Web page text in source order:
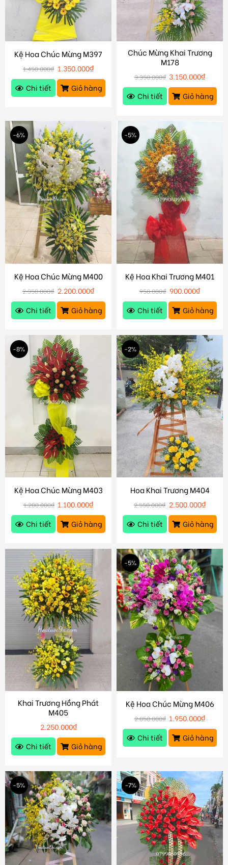
Kệ Hoa Chúc Mừng M397
1.450.000₫ 1.350.000₫
Chi tiết
Giỏ hàng
Chúc Mừng Khai Trương
M178
3.350.000₫ 3.150.000₫
Chi tiết
Giỏ hàng
-6%
Kệ Hoa Chúc Mừng M400
2.350.000₫ 2.200.000₫
Chi tiết
Giỏ hàng
-5%
Kệ Hoa Khai Trương M401
950.000₫ 900.000₫
Chi tiết
Giỏ hàng
-8%
Kệ Hoa Chúc Mừng M403
1.200.000₫ 1.100.000₫
Chi tiết
Giỏ hàng
-2%
Hoa Khai Trương M404
2.550.000₫ 2.500.000₫
Chi tiết
Giỏ hàng
Khai Trương Hồng Phát
M405
2.250.000₫
Chi tiết
Giỏ hàng
-5%
Kệ Hoa Chúc Mừng M406
2.050.000₫ 1.950.000₫
Chi tiết
Giỏ hàng
-5% -7%